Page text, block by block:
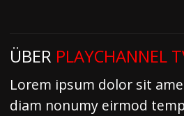
ÜBER PLAYCHANNEL
Lorem ipsum dolor sit
diam nonumy eirmod